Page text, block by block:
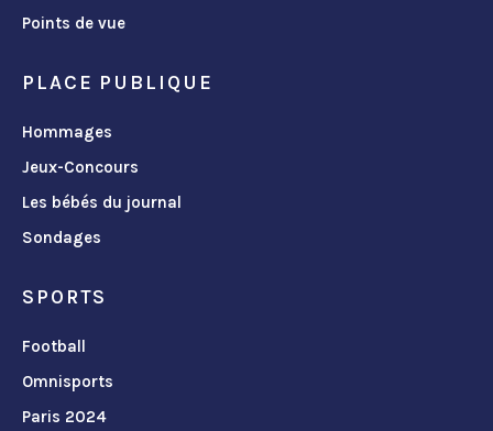
Points de vue
PLACE PUBLIQUE
Hommages
Jeux-Concours
Les bébés du journal
Sondages
SPORTS
Football
Omnisports
Paris 2024